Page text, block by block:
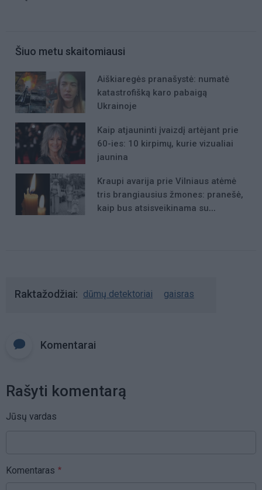
Šiuo metu skaitomiausi
Aiškiaregės pranašystė: numatė
katastrofišką karo pabaigą
Ukrainoje
Kaip atjauninti įvaizdį artėjant prie
60-ies: 10 kirpimų, kurie vizualiai
jaunina
Kraupi avarija prie Vilniaus atėmė
tris brangiausius žmones: pranešė,
kaip bus atsisveikinama su
Raktažodžiai dūmų detektoriai gaisras
Komentarai
Rašyti komentarą
Jūsų vardas
Komentaras